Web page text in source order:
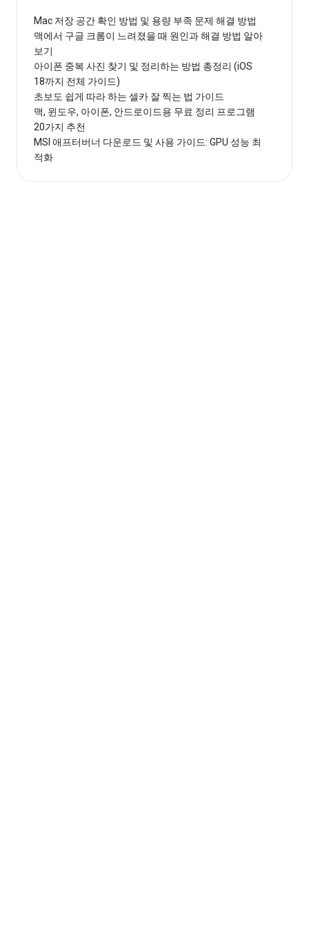
Mac 저장 공간 확인 방법 및 용량 부족 문제 해결 방법
맥에서 구글 크롬이 느려졌을 때 원인과 해결 방법 알아
보기
아이폰 중복 사진 찾기 및 정리하는 방법 총정리 (iOS
18까지 전체 가이드)
초보도 쉽게 따라 하는 셀카 잘 찍는 법 가이드
맥, 윈도우, 아이폰, 안드로이드용 무료 정리 프로그램
20가지 추천
MSI 애프터버너 다운로드 및 사용 가이드: GPU 성능 최
적화